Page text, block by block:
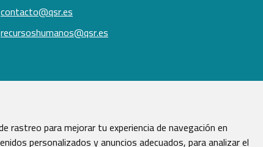
rastreo para mejorar tu experiencia de navegación en
personalizados y anuncios adecuados, para analizar el
contacto@qsr.es
recursoshumanos@qsr.es